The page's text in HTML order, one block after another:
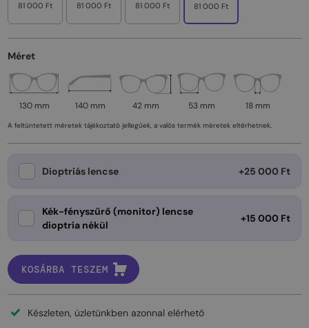
81 000 Ft 81 000 Ft 81 000 Ft 81 000 Ft
Méret
130 mm 140 mm 42 mm 53 mm 18 mm
A feltüntetett méretek tájékoztató jellegűek, a valós termék méretek eltérhetnek.
Dioptriás lencse +25 000 Ft
Kék-fényszűrő (monitor) lencse
dioptria nékül
+15 000 Ft
KOSÁRBA TESZEM
Készleten, üzletünkben azonnal elérhető